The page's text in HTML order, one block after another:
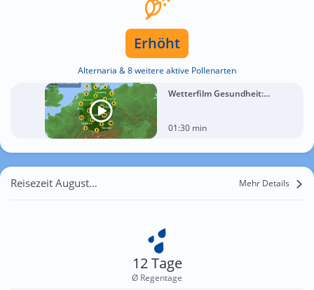
Erhöht
Alternaria & 8 weitere aktive Pollenarten
Wetterfilm Gesundheit:...
01:30 min
Reisezeit August für Karsibór Mehr Details
12 Tage
Ø Regentage